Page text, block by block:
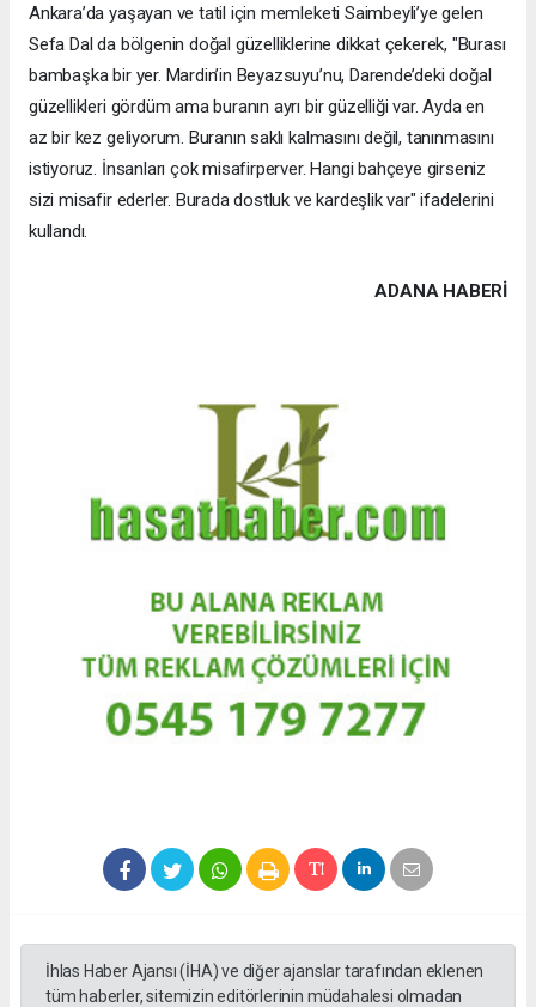
Ankara’da yaşayan ve tatil için memleketi Saimbeyli’ye gelen
Sefa Dal da bölgenin doğal güzelliklerine dikkat çekerek, "Burası
bambaşka bir yer. Mardin’in Beyazsuyu’nu, Darende’deki doğal
güzellikleri gördüm ama buranın ayrı bir güzelliği var. Ayda en
az bir kez geliyorum. Buranın saklı kalmasını değil, tanınmasını
istiyoruz. İnsanları çok misafirperver. Hangi bahçeye girseniz
sizi misafir ederler. Burada dostluk ve kardeşlik var" ifadelerini
kullandı.
ADANA HABERİ
İhlas Haber Ajansı (İHA) ve diğer ajanslar tarafından eklenen
tüm haberler, sitemizin editörlerinin müdahalesi olmadan